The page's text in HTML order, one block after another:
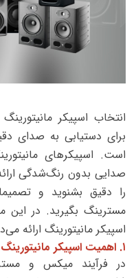
انتخاب اسپیکر
برای دستیابی به صدای
است. اسپیکرهای
صدایی بدون رنگ‌شدگی
را دقیق بشنوید و
مسترینگ بگیرید. در این
اسپیکر مانیتورینگ ارائه
۱. اهمیت اسپیکر مانیتورینگ در استودیو خانگی
در فرآیند میکس و